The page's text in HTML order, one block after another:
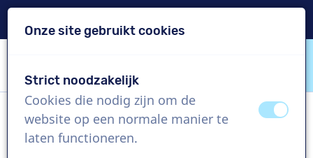
VoiceProductions
Greg A
Man, Canada
Onze site gebruikt cookies
Strict noodzakelijk
Cookies die nodig zijn om de
website op een normale manier te
laten functioneren.
uitaan